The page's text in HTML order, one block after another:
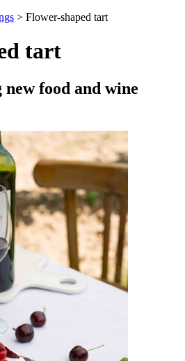
> Flower-shaped tart
tart
food and wine